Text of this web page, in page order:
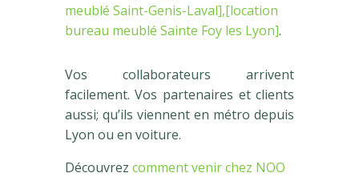
meublé Saint-Genis-Laval],[location
bureau meublé Sainte Foy les Lyon].
Vos collaborateurs arrivent
facilement. Vos partenaires et clients
aussi; qu’ils viennent en métro depuis
Lyon ou en voiture.
Découvrez comment venir chez NOO